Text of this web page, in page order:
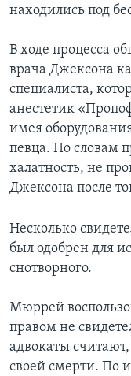
находились под
В ходе процесса
врача Джексона
специалиста,
анестетик
имея
певца. По словам
халатность, не
Джексона после
Несколько
был одобрен для
снотворного.
Мюррей
правом не
адвокаты
своей смерти. По